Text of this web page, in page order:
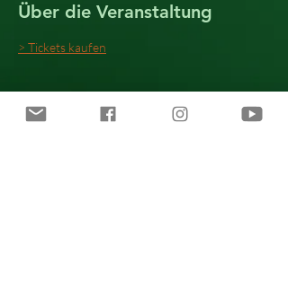
Über die Veranstaltung
> Tickets kaufen